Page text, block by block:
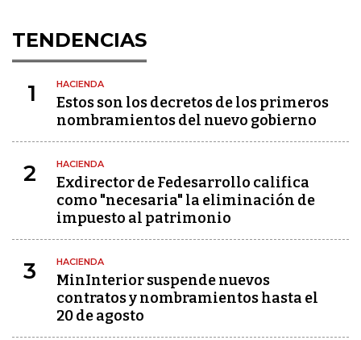
TENDENCIAS
1 HACIENDA
Estos son los decretos de los primeros
nombramientos del nuevo gobierno
2 HACIENDA
Exdirector de Fedesarrollo califica
como "necesaria" la eliminación de
impuesto al patrimonio
3 HACIENDA
MinInterior suspende nuevos
contratos y nombramientos hasta el
20 de agosto